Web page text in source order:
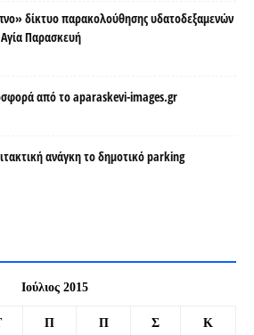
δίκτυο παρακολούθησης υδατοδεξαμενών
Παρασκευή
από το aparaskevi-images.gr
ανάγκη το δημοτικό parking
Ιούλιος 2015
Π Π Σ Κ